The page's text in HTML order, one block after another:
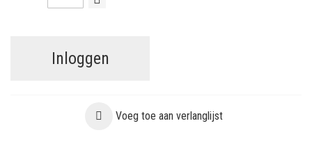
Inloggen
Voeg toe aan verlanglijst